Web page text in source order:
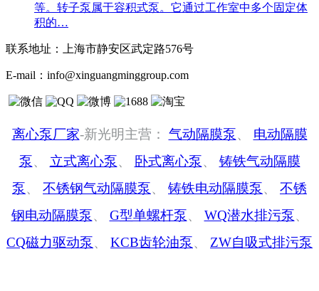
等。转子泵属于容积式泵。它通过工作室中多个固定体
积的…
联系地址： 上海市静安区武定路576号
E-mail： info@xinguangminggroup.com
离心泵厂家-新光明主营： 气动隔膜泵、 电动隔膜
泵、 立式离心泵、 卧式离心泵、 铸铁气动隔膜
泵、 不锈钢气动隔膜泵、 铸铁电动隔膜泵、 不锈
钢电动隔膜泵、 G型单螺杆泵、 WQ潜水排污泵、
CQ磁力驱动泵、 KCB齿轮油泵、 ZW自吸式排污泵